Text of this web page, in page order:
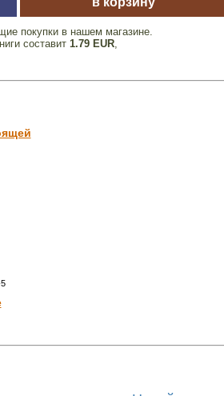
покупки в нашем магазине.
составит 1.79 EUR,